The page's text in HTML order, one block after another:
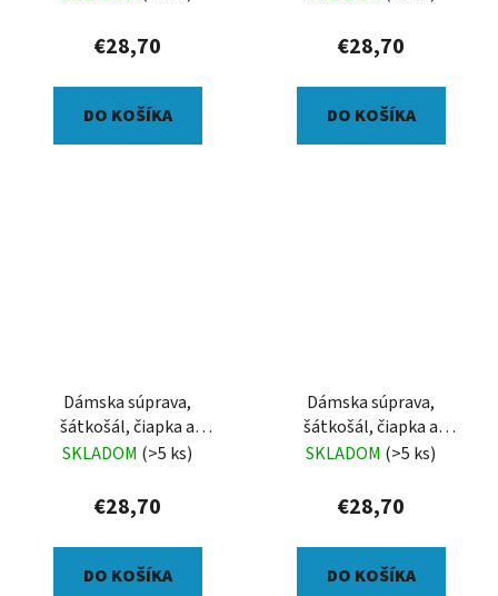
€28,70
DO KOŠÍKA
€28,70
DO KOŠÍKA
Dámska súprava,
šátkošál, čiapka a
palčiaky, líška
SKLADOM (>5 ks)
€28,70
DO KOŠÍKA
Dámska súprava,
šátkošál, čiapka a
palčiaky, čerešňové kvety
SKLADOM (>5 ks)
€28,70
DO KOŠÍKA